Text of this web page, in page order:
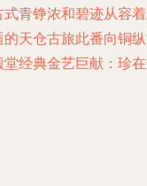
青铮浓和碧迹从容
天仓古旅此番向铜
经典金艺巨献：珍